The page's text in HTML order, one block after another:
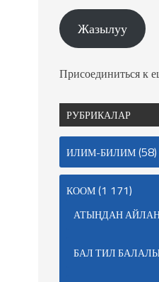
Жазылуу
Присоединиться к
РУБРИКАЛАР
ИЛИМ-БИЛИМ(58)
КООМ(1 171)
АТЫҢДАН
БАЛ ТИЛ